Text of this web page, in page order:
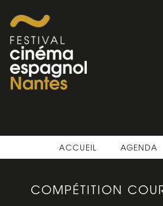
ACCUEIL AGENDA
COMPÉTITION